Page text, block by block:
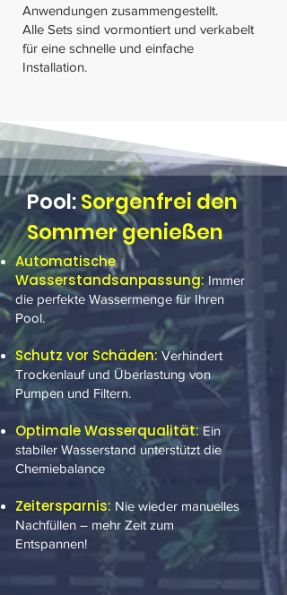
Anwendungen zusammengestellt.
Alle Sets sind vormontiert und verkabelt
für eine schnelle und einfache
Installation.
Automatische
Wasserstandsanpassung: Immer
die perfekte Wassermenge für Ihren
Pool.
Schutz vor Schäden: Verhindert
Trockenlauf und Überlastung von
Pumpen und Filtern.
Optimale Wasserqualität: Ein
stabiler Wasserstand unterstützt die
Chemiebalance
Zeitersparnis: Nie wieder manuelles
Nachfüllen – mehr Zeit zum
Entspannen!
Pool:Sorgenfrei den
Sommer genießen